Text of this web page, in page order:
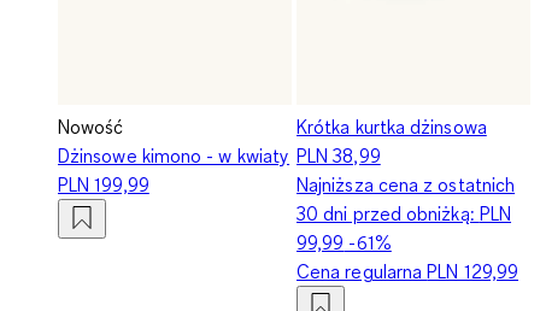
Nowość
Dżinsowe kimono - w kwiaty
PLN 199,99
Krótka kurtka dżinsowa
PLN 38,99
Najniższa cena z ostatnich
30 dni przed obniżką: PLN
99,99 -61%
Cena regularnaPLN 129,99